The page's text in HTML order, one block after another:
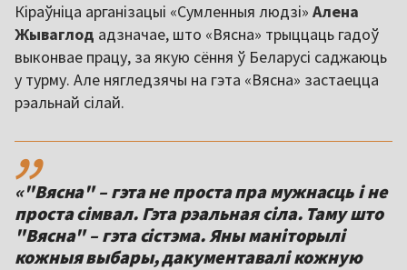
Кіраўніца арганізацыі «Сумленныя людзі» Алена
Жываглод адзначае, што «Вясна» трыццаць гадоў
выконвае працу, за якую сёння ў Беларусі саджаюць
у турму. Але нягледзячы на гэта «Вясна» застаецца
рэальнай сілай.
,,
«"Вясна" – гэта не проста пра мужнасць і не
проста сімвал. Гэта рэальная сіла. Таму што
"Вясна" – гэта сістэма. Яны маніторылі
кожныя выбары, дакументавалі кожную